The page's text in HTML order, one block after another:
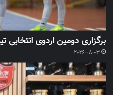
برگزاری دومین اردوی انتخابی
2026-08-03